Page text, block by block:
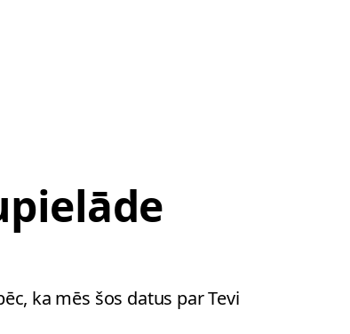
ka mēs šos datus par Tevi